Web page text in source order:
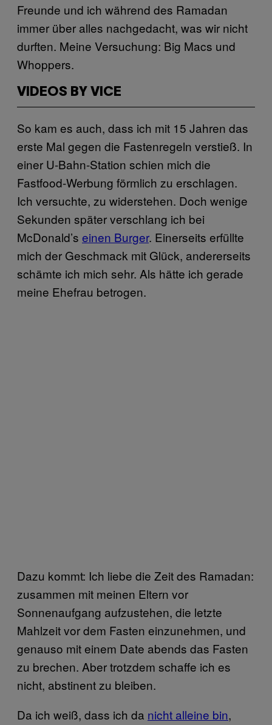
Freunde und ich während des Ramadan
immer über alles nachgedacht, was wir nicht
durften. Meine Versuchung: Big Macs und
Whoppers.
VIDEOS BY VICE
So kam es auch, dass ich mit 15 Jahren das
erste Mal gegen die Fastenregeln verstieß. In
einer U-Bahn-Station schien mich die
Fastfood-Werbung förmlich zu erschlagen.
Ich versuchte, zu widerstehen. Doch wenige
Sekunden später verschlang ich bei
McDonald’s einen Burger. Einerseits erfüllte
mich der Geschmack mit Glück, andererseits
schämte ich mich sehr. Als hätte ich gerade
meine Ehefrau betrogen.
Dazu kommt: Ich liebe die Zeit des Ramadan:
zusammen mit meinen Eltern vor
Sonnenaufgang aufzustehen, die letzte
Mahlzeit vor dem Fasten einzunehmen, und
genauso mit einem Date abends das Fasten
zu brechen. Aber trotzdem schaffe ich es
nicht, abstinent zu bleiben.
Da ich weiß, dass ich da nicht alleine bin,